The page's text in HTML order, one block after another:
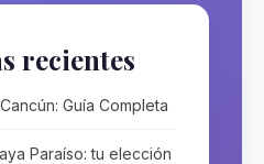
recientes
Guía Completa
Paraíso: tu elección